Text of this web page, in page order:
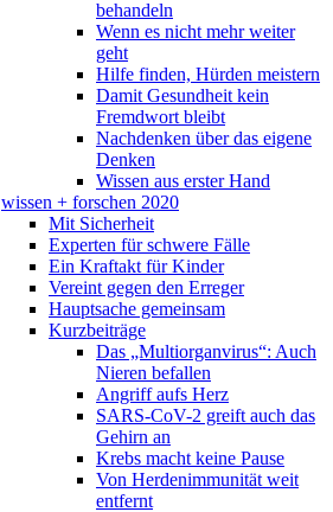
behandeln
Wenn es nicht mehr weiter
geht
Hilfe finden, Hürden meistern
Damit Gesundheit kein
Fremdwort bleibt
Nachdenken über das eigene
Denken
Wissen aus erster Hand
wissen + forschen 2020
Mit Sicherheit
Experten für schwere Fälle
Ein Kraftakt für Kinder
Vereint gegen den Erreger
Hauptsache gemeinsam
Kurzbeiträge
Das „Multiorganvirus“: Auch
Nieren befallen
Angriff aufs Herz
SARS-CoV-2 greift auch das
Gehirn an
Krebs macht keine Pause
Von Herdenimmunität weit
entfernt